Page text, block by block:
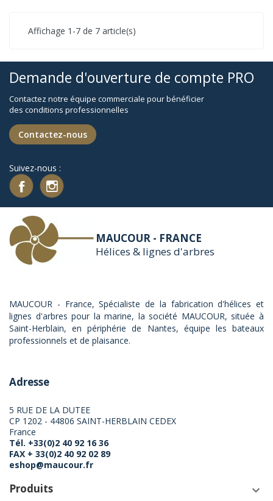
Affichage 1-7 de 7 article(s)
Demande d'ouverture de compte PRO
Contactez notre équipe commerciale pour bénéficier
des conditions professionnelles
Contactez-nous
Suivez-nous :
MAUCOUR - FRANCE
Hélices & lignes d'arbres
MAUCOUR - France, Spécialiste de la fabrication d'hélices et
lignes d'arbres pour la marine, la société MAUCOUR, située à
Saint-Herblain, en périphérie de Nantes, équipe les bateaux
professionnels et de plaisance.
Adresse
5 RUE DE LA DUTEE
CP 1202 - 44806 SAINT-HERBLAIN CEDEX
France
Tél. +33(0)2 40 92 16 36
FAX + 33(0)2 40 92 02 89
eshop@maucour.fr
Produits keyboard_arrow_down